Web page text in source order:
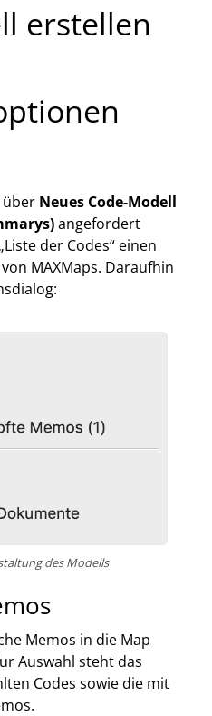
erstellen
über Neues Code-Modell
angefordert
der Codes“ einen
MAXMaps. Daraufhin
des Modells
Memos in die Map
Auswahl steht das
Codes sowie die mit